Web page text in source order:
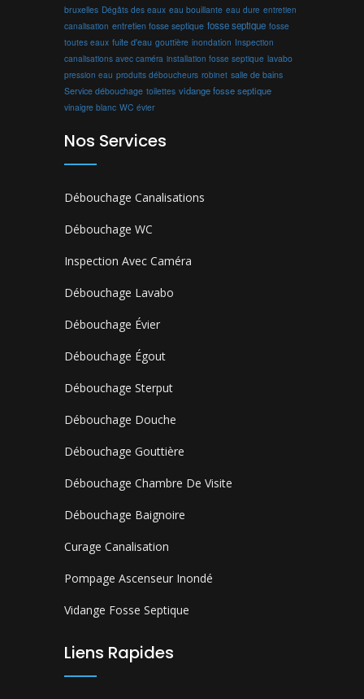
bruxelles Dégâts des eaux eau bouillante eau dure entretien
canalisation entretien fosse septique fosse septique fosse
toutes eaux fuite d'eau gouttière inondation Inspection
canalisations avec caméra installation fosse septique lavabo
pression eau produits déboucheurs robinet salle de bains
Service débouchage toilettes vidange fosse septique
vinaigre blanc WC évier
Nos Services
Débouchage Canalisations
Débouchage WC
Inspection Avec Caméra
Débouchage Lavabo
Débouchage Évier
Débouchage Égout
Débouchage Sterput
Débouchage Douche
Débouchage Gouttière
Débouchage Chambre De Visite
Débouchage Baignoire
Curage Canalisation
Pompage Ascenseur Inondé
Vidange Fosse Septique
Liens Rapides